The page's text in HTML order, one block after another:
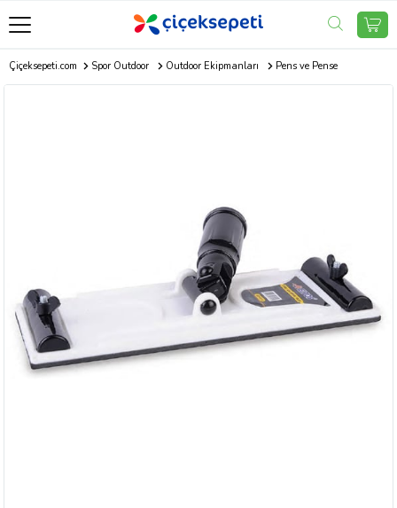
Çiçeksepeti.com Spor Outdoor Outdoor Ekipmanları Pens ve Pense